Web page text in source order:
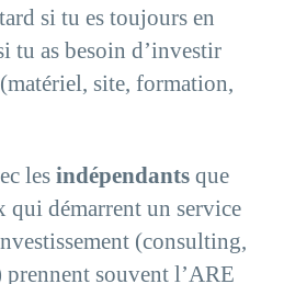
si tu es toujours en
tu as besoin d’investir
site, formation,
les indépendants que
qui démarrent un service
(consulting,
souvent l’ARE